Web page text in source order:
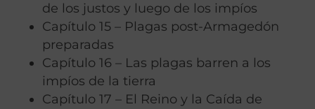
de los justos y luego de los impíos
Capítulo 15 – Plagas post-Armagedón
preparadas
Capítulo 16 – Las plagas barren a los
impíos de la tierra
Capítulo 17 – El Reino y la Caída de